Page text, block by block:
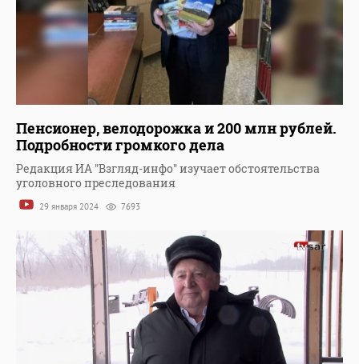
Пенсионер, велодорожка и 200 млн рублей.
Подробности громкого дела
Редакция ИА "Взгляд-инфо" изучает обстоятельства
уголовного преследования
29 января 2024 7693